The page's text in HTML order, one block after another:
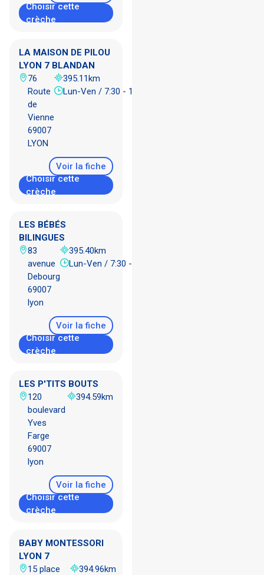
Choisir cette
crèche
LA MAISON DE PILOU
LYON 7 BLANDAN
76
Route
de
Vienne
69007
LYON
395.11km
Lun-Ven / 7:30 - 19:30
Voir la fiche
Choisir cette
crèche
LES BÉBÉS
BILINGUES
83
avenue
Debourg
69007
lyon
395.40km
Lun-Ven / 7:30 - 18:20
Voir la fiche
Choisir cette
crèche
LES P'TITS BOUTS
120
boulevard
Yves
Farge
69007
lyon
394.59km
Voir la fiche
Choisir cette
crèche
BABY MONTESSORI
LYON 7
15 place
394.96km